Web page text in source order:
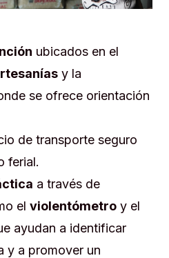
ubicados en el
y la
se ofrece orientación
de transporte seguro
ferial.
a través de
el violentómetro y el
ayudan a identificar
y a promover un